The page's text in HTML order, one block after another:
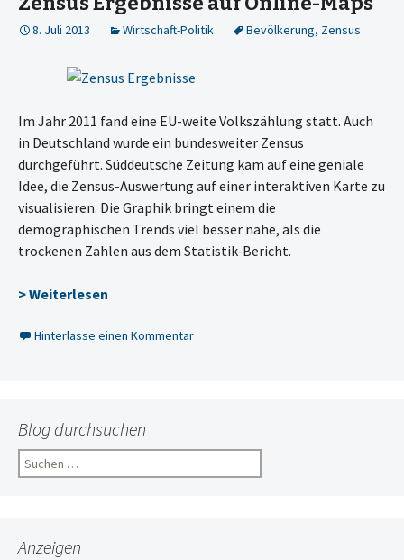
8. Juli 2013 Wirtschaft-Politik Bevölkerung, Zensus
Im Jahr 2011 fand eine EU-weite Volkszählung statt. Auch
in Deutschland wurde ein bundesweiter Zensus
durchgeführt. Süddeutsche Zeitung kam auf eine geniale
Idee, die Zensus-Auswertung auf einer interaktiven Karte zu
visualisieren. Die Graphik bringt einem die
demographischen Trends viel besser nahe, als die
trockenen Zahlen aus dem Statistik-Bericht.
> Weiterlesen
Hinterlasse einen Kommentar
Blog durchsuchen
Suchen
nach:
Anzeigen